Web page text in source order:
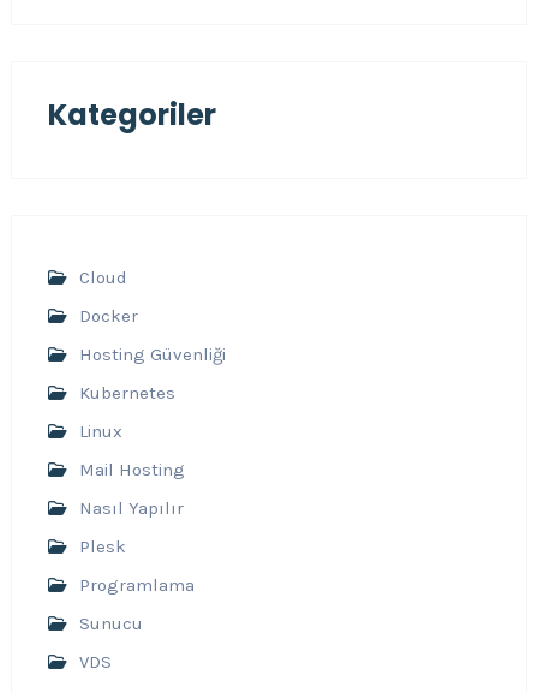
Kategoriler
Cloud
Docker
Hosting Güvenliği
Kubernetes
Linux
Mail Hosting
Nasıl Yapılır
Plesk
Programlama
Sunucu
VDS